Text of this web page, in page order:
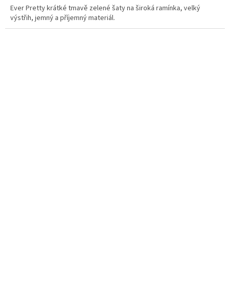
Ever Pretty krátké tmavě zelené šaty na široká ramínka, velký
výstřih, jemný a příjemný materiál.